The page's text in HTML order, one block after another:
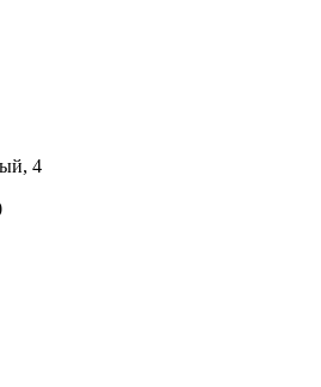
4